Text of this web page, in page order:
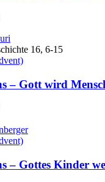
16, 6-15
– Gott wird
– Gottes Kinder